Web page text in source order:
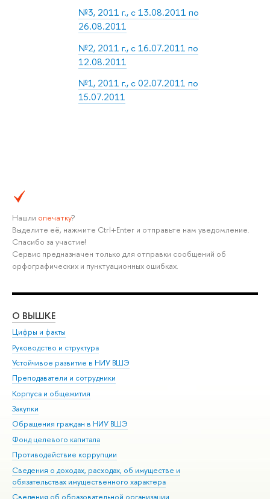
№3, 2011 г., с 13.08.2011 по
26.08.2011
№2, 2011 г., с 16.07.2011 по
12.08.2011
№1, 2011 г., с 02.07.2011 по
15.07.2011
Нашли опечатку?
Выделите её, нажмите Ctrl+Enter и отправьте нам уведомление.
Спасибо за участие!
Сервис предназначен только для отправки сообщений об
орфографических и пунктуационных ошибках.
О ВЫШКЕ
Цифры и факты
Руководство и структура
Устойчивое развитие в НИУ ВШЭ
Преподаватели и сотрудники
Корпуса и общежития
Закупки
Обращения граждан в НИУ ВШЭ
Фонд целевого капитала
Противодействие коррупции
Сведения о доходах, расходах, об имуществе и
обязательствах имущественного характера
Сведения об образовательной организации